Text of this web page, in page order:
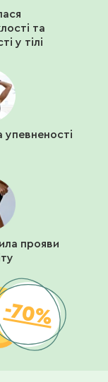
упевненості
та
у тілі
прояви
-70%